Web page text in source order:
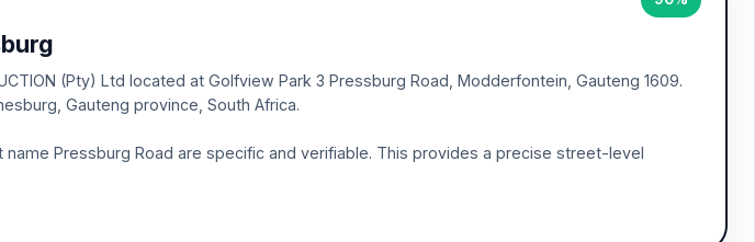
(Pty) Ltd located at Golfview Park 3 Pressburg Road, Modderfontein, Gauteng 1609.
Gauteng province, South Africa.
Pressburg Road are specific and verifiable. This provides a precise street-level